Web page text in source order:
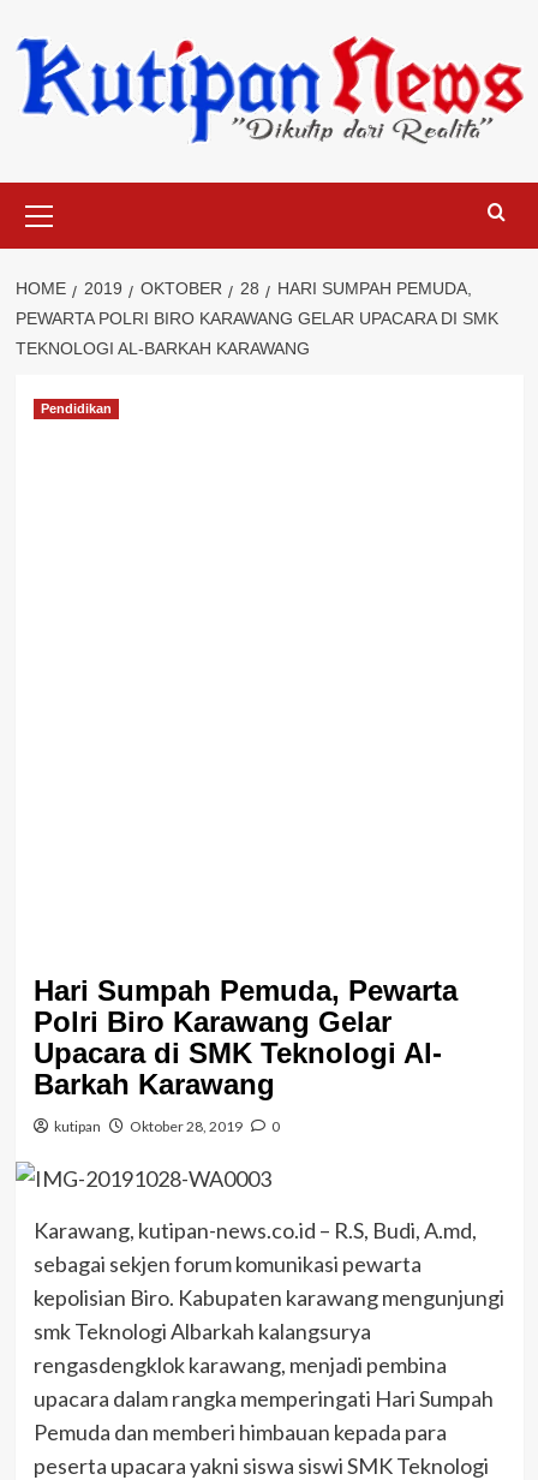
to
content
Menu
HOME 2019 OKTOBER 28
HARI SUMPAH PEMUDA,
PEWARTA POLRI BIRO KARAWANG GELAR UPACARA DI SMK
TEKNOLOGI AL-BARKAH KARAWANG
Pendidikan
Hari Sumpah Pemuda, Pewarta
Polri Biro Karawang Gelar
Upacara di SMK Teknologi Al-
Barkah Karawang
kutipan Oktober 28, 2019 0
Karawang, kutipan-news.co.id – R.S, Budi, A.md,
sebagai sekjen forum komunikasi pewarta
kepolisian Biro. Kabupaten karawang mengunjungi
smk Teknologi Albarkah kalangsurya
rengasdengklok karawang, menjadi pembina
upacara dalam rangka memperingati Hari Sumpah
Pemuda dan memberi himbauan kepada para
peserta upacara yakni siswa siswi SMK Teknologi